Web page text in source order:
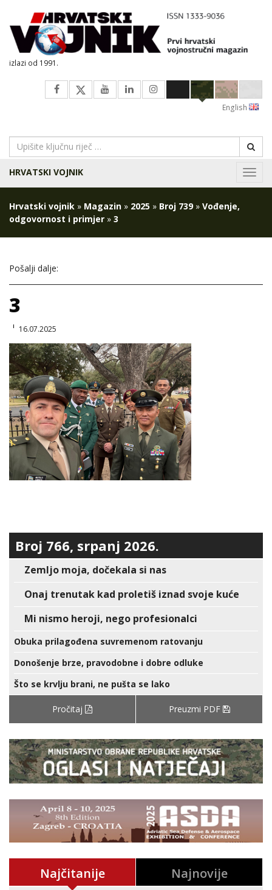
izlazi od 1991.
English
HRVATSKI VOJNIK
Hrvatski vojnik » Magazin » 2025 » Broj 739» Vođenje,
odgovornost i primjer » 3
Pošalji dalje:
3
16.07.2025
Broj 766, srpanj 2026.
Zemljo moja, dočekala si nas
Onaj trenutak kad proletiš iznad svoje kuće
Mi nismo heroji, nego profesionalci
Obuka prilagođena suvremenom ratovanju
Donošenje brze, pravodobne i dobre odluke
Što se krvlju brani, ne pušta se lako
Pročitaj Preuzmi PDF
Najčitanije Najnovije